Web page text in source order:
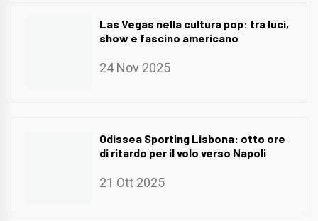
Las Vegas nella cultura pop: tra luci,
show e fascino americano
24 Nov 2025
Odissea Sporting Lisbona: otto ore
di ritardo per il volo verso Napoli
21 Ott 2025